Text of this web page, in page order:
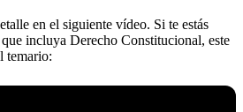
en el siguiente vídeo. Si te estás
incluya Derecho Constitucional, este
temario: